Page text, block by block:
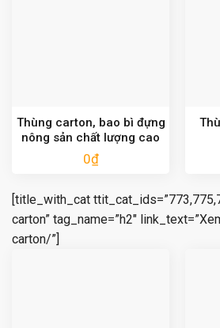
Thùng carton, bao bì đựng
nông sản chất lượng cao
0₫
[title_with_cat
carton” tag_name=”h2″
carton/”]